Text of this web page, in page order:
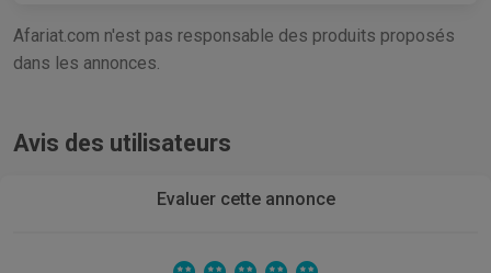
Afariat.com n'est pas responsable des produits proposés
dans les annonces.
Avis des utilisateurs
Evaluer cette annonce